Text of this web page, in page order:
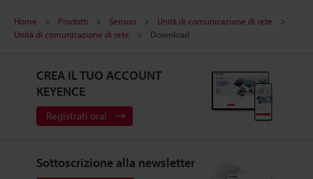
Home Prodotti Sensori
Unità di comunicazione di rete
Unità di comunicazione di rete
Download
CREA IL TUO ACCOUNT
KEYENCE
Registrati ora!
Sottoscrizione alla newsletter